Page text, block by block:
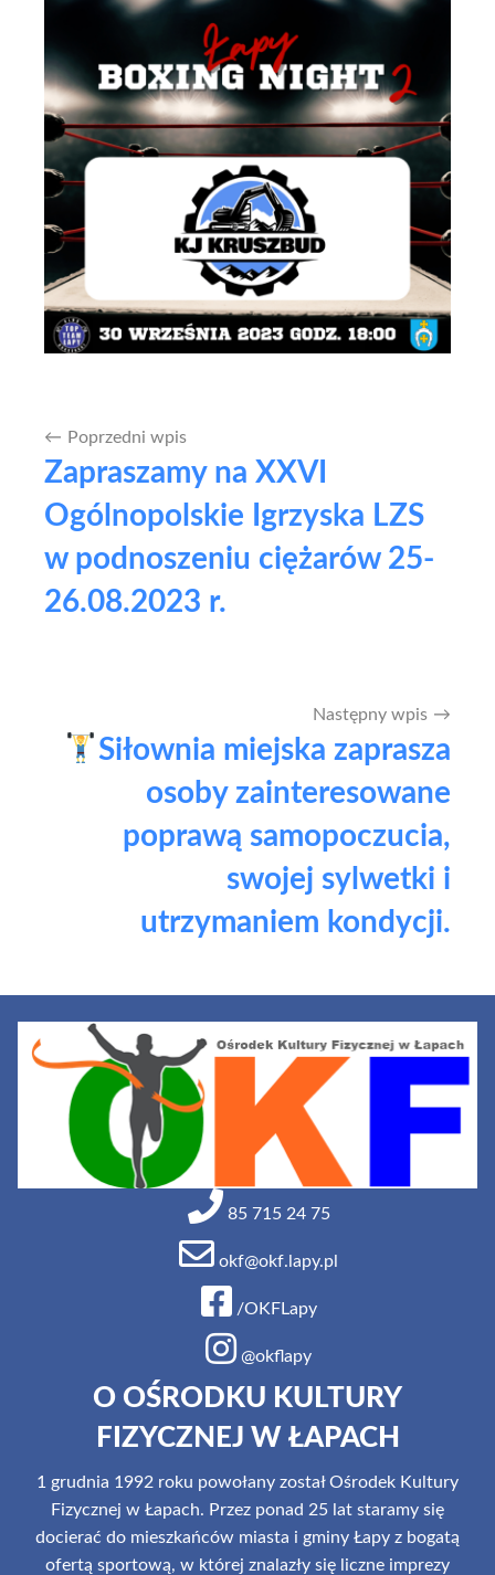
Nawigacja
wpisu
Poprzedni wpis
Zapraszamy na XXVI
Ogólnopolskie Igrzyska LZS
w podnoszeniu ciężarów 25-
26.08.2023 r.
Następny wpis
Siłownia miejska zaprasza
osoby zainteresowane
poprawą samopoczucia,
swojej sylwetki i
utrzymaniem kondycji.
85 715 24 75
okf@okf.lapy.pl
/OKFLapy
@okflapy
O OŚRODKU KULTURY
FIZYCZNEJ W ŁAPACH
1 grudnia 1992 roku powołany został Ośrodek Kultury
Fizycznej w Łapach. Przez ponad 25 lat staramy się
docierać do mieszkańców miasta i gminy Łapy z bogatą
ofertą sportową, w której znalazły się liczne imprezy